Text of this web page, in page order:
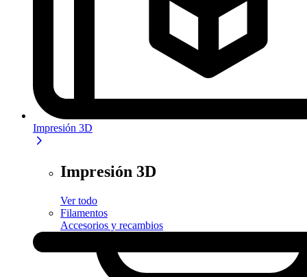
Impresión 3D
Impresión 3D
Ver todo
Filamentos
Accesorios y recambios